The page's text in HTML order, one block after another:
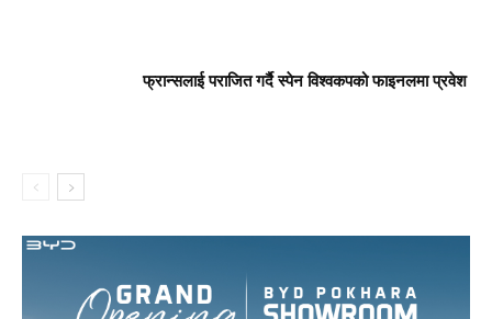
फ्रान्सलाई पराजित गर्दै स्पेन विश्वकपको फाइनलमा प्रवेश